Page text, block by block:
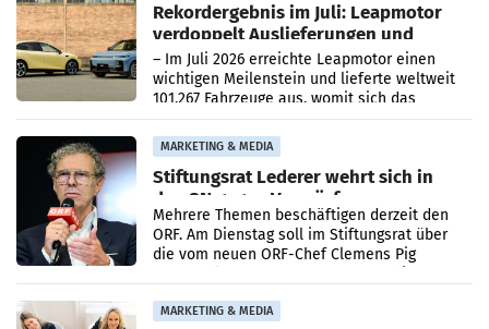
Rekordergebnis im Juli: Leapmotor
verdoppelt Auslieferungen und
überschreitet die 100.000er-Marke
– Im Juli 2026 erreichte Leapmotor einen
wichtigen Meilenstein und lieferte weltweit
101.267 Fahrzeuge aus, womit sich das
Ergebnis gegenüber Juli 2025 mehr als
verdoppelte (+102
MARKETING & MEDIA
Stiftungsrat Lederer wehrt sich in
den SN gegen Vorwürfe
Mehrere Themen beschäftigen derzeit den
ORF. Am Dienstag soll im Stiftungsrat über
die vom neuen ORF-Chef Clemens Pig
MARKETING & MEDIA